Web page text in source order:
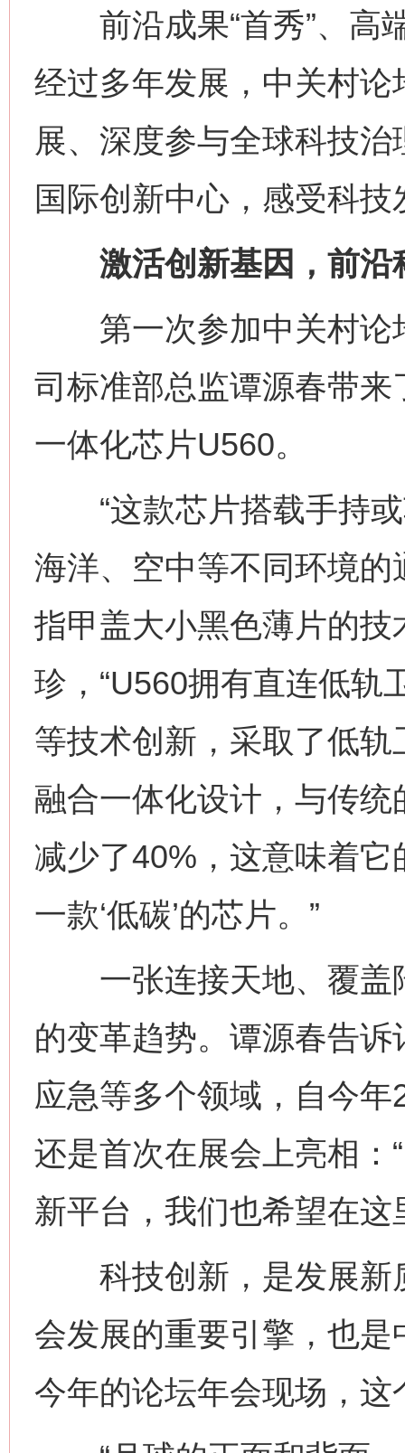
前沿成果“首秀”、高
经过多年发展，中关村
展、深度参与全球科技
国际创新中心，感受科
激活创新基因，前沿
第一次参加中关村论
司标准部总监谭源春带
一体化芯片U560。
“这款芯片搭载手持或
海洋、空中等不同环境的
指甲盖大小黑色薄片的
珍，“U560拥有直连低轨
等技术创新，采取了低
融合一体化设计，与传
减少了40%，这意味着
一款‘低碳’的芯片。”
一张连接天地、覆盖
的变革趋势。谭源春告
应急等多个领域，自今
还是首次在展会上亮相：
新平台，我们也希望在
科技创新，是发展新
会发展的重要引擎，也
今年的论坛年会现场，